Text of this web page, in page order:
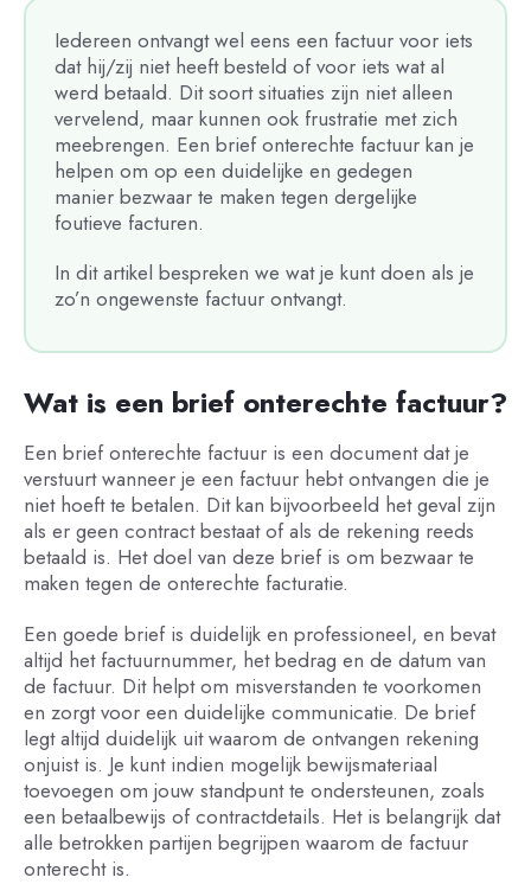
Iedereen ontvangt wel eens een factuur voor iets
dat hij/zij niet heeft besteld of voor iets wat al
werd betaald. Dit soort situaties zijn niet alleen
vervelend, maar kunnen ook frustratie met zich
meebrengen. Een brief onterechte factuur kan je
helpen om op een duidelijke en gedegen
manier bezwaar te maken tegen dergelijke
foutieve facturen.
In dit artikel bespreken we wat je kunt doen als je
zo’n ongewenste factuur ontvangt.
Wat is een brief onterechte factuur?
Een brief onterechte factuur is een document dat je
verstuurt wanneer je een factuur hebt ontvangen die je
niet hoeft te betalen. Dit kan bijvoorbeeld het geval zijn
als er geen contract bestaat of als de rekening reeds
betaald is. Het doel van deze brief is om bezwaar te
maken tegen de onterechte facturatie.
Een goede brief is duidelijk en professioneel, en bevat
altijd het factuurnummer, het bedrag en de datum van
de factuur. Dit helpt om misverstanden te voorkomen
en zorgt voor een duidelijke communicatie. De brief
legt altijd duidelijk uit waarom de ontvangen rekening
onjuist is. Je kunt indien mogelijk bewijsmateriaal
toevoegen om jouw standpunt te ondersteunen, zoals
een betaalbewijs of contractdetails. Het is belangrijk dat
alle betrokken partijen begrijpen waarom de factuur
onterecht is.